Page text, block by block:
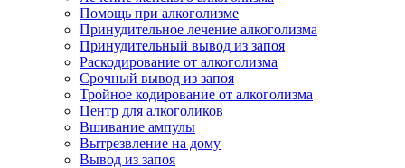
Помощь при алкоголизме
Принудительное лечение алкоголизма
Принудительный вывод из запоя
Раскодирование от алкоголизма
Срочный вывод из запоя
Тройное кодирование от алкоголизма
Центр для алкоголиков
Вшивание ампулы
Вытрезвление на дому
Вывод из запоя